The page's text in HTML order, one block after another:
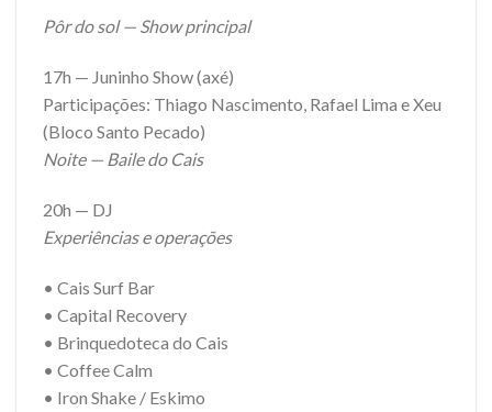
Pôr do sol — Show principal
17h — Juninho Show (axé)
Participações: Thiago Nascimento, Rafael Lima e Xeu
(Bloco Santo Pecado)
Noite — Baile do Cais
20h — DJ
Experiências e operações
• Cais Surf Bar
• Capital Recovery
• Brinquedoteca do Cais
• Coffee Calm
• Iron Shake / Eskimo